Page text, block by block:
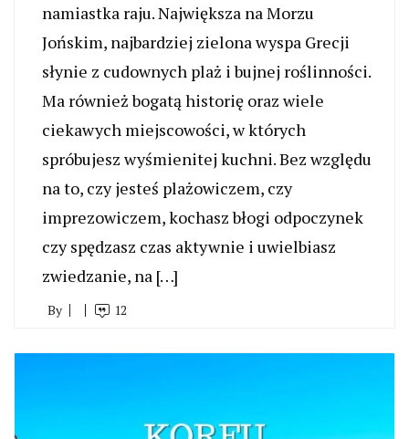
namiastka raju. Największa na Morzu
Jońskim, najbardziej zielona wyspa Grecji
słynie z cudownych plaż i bujnej roślinności.
Ma również bogatą historię oraz wiele
ciekawych miejscowości, w których
spróbujesz wyśmienitej kuchni. Bez względu
na to, czy jesteś plażowiczem, czy
imprezowiczem, kochasz błogi odpoczynek
czy spędzasz czas aktywnie i uwielbiasz
zwiedzanie, na […]
By 12